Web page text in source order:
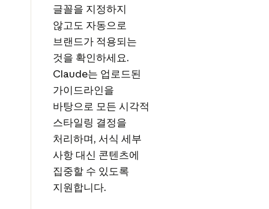
글꼴을 지정하지
않고도 자동으로
브랜드가 적용되는
것을 확인하세요.
Claude는 업로드된
가이드라인을
바탕으로 모든 시각적
스타일링 결정을
처리하며, 서식 세부
사항 대신 콘텐츠에
집중할 수 있도록
지원합니다.